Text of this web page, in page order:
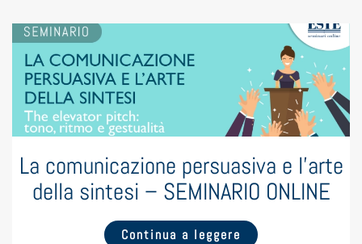
La comunicazione persuasiva e l’arte
della sintesi – SEMINARIO ONLINE
Continua a leggere